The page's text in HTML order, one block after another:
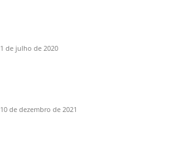
1 de julho de 2020
10 de dezembro de 2021